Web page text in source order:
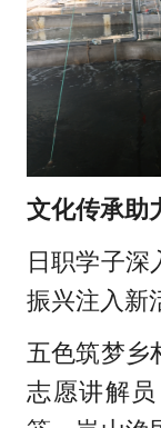
文化传承助
日职学子深
振兴注入新
五色筑梦乡
志愿讲解